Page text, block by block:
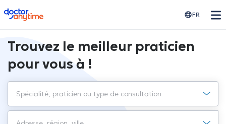
doctoranytime FR
Trouvez le meilleur praticien
pour vous à !